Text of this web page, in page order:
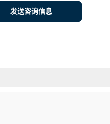
发送咨询信息